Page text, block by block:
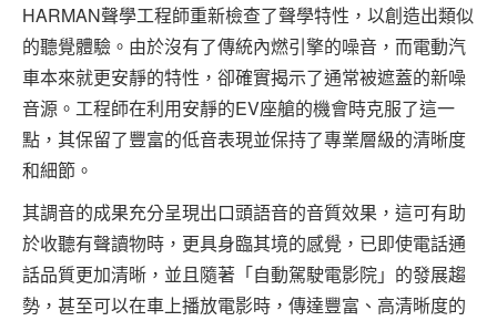
HARMAN聲學工程師重新檢查了聲學特性，以創造出類似
的聽覺體驗。由於沒有了傳統內燃引擎的噪音，而電動汽
車本來就更安靜的特性，卻確實揭示了通常被遮蓋的新噪
音源。工程師在利用安靜的EV座艙的機會時克服了這一
點，其保留了豐富的低音表現並保持了專業層級的清晰度
和細節。
其調音的成果充分呈現出口頭語音的音質效果，這可有助
於收聽有聲讀物時，更具身臨其境的感覺，已即使電話通
話品質更加清晰，並且隨著「自動駕駛電影院」的發展趨
勢，甚至可以在車上播放電影時，傳達豐富、高清晰度的